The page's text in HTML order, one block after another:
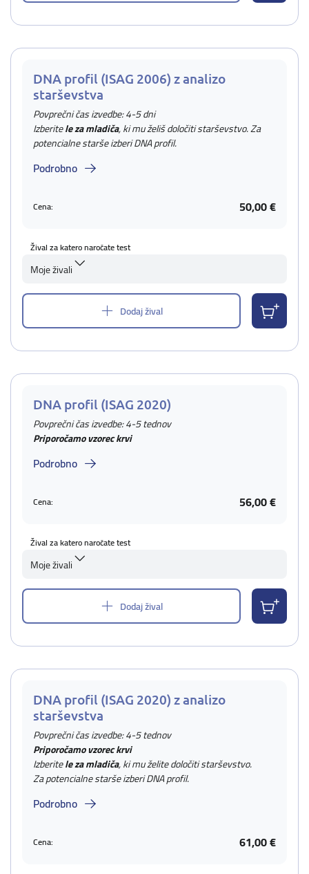
DNA profil (ISAG 2006) z analizo
starševstva
Povprečni čas izvedbe: 4-5 dni
Izberitele za mladiča, ki mu želiš določiti starševstvo. Za
potencialne starše izberi DNA profil.
Podrobno
Cena: 50,00 €
Žival za katero naročate test
Moje živali
Dodaj žival
DNA profil (ISAG 2020)
Povprečni čas izvedbe: 4-5 tednov
Priporočamo vzorec krvi
Podrobno
Cena: 56,00 €
Žival za katero naročate test
Moje živali
Dodaj žival
DNA profil (ISAG 2020) z analizo
starševstva
Povprečni čas izvedbe: 4-5 tednov
Priporočamo vzorec krvi
Izberitele za mladiča, ki mu želite določiti starševstvo.
Za potencialne starše izberi DNA profil.
Podrobno
Cena: 61,00 €